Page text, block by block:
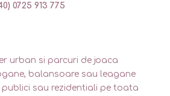
0725 913 775
urban si parcuri de joaca
balansoare sau leagane
sau rezidentiali pe toata